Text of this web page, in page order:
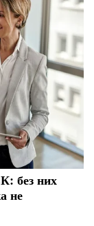
без них
не